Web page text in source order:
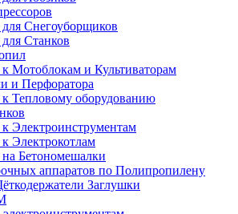
для Снегоуборщиков
Станков
к Мотоблокам и Культиваторам
и Перфоратора
к Тепловому оборудованию
к Электроинструментам
к Электрокотлам
на Бетономешалки
аппаратов по Полипропилену
Заглушки